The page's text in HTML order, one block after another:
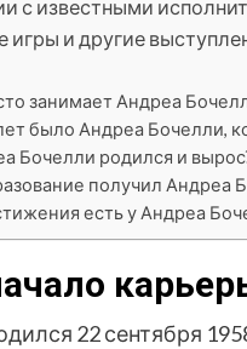
с известными
игры и другие
занимает Андреа
было Андреа Бочелли,
Бочелли родился и
получил Андреа
есть у Андреа
22 сентября